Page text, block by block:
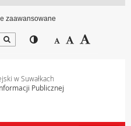
zaawansowane
Szukaj Przełącz pomiędzy
Zmniejsz
Domyślny
w Suwałkach
Publicznej